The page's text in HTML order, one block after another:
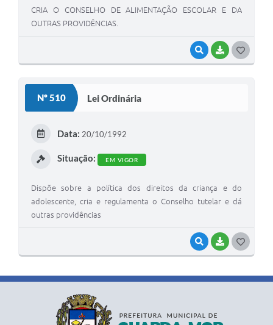
VISUALIZAR
BAIXAR
CRIA O CONSELHO DE ALIMENTAÇÃO ESCOLAR E DA
OUTRAS PROVIDÊNCIAS.
Nº 510 Lei Ordinária
VISUALIZAR
BAIXAR
Data: 20/10/1992
Situação: EM VIGOR
Dispõe sobre a política dos direitos da criança e do
adolescente, cria e regulamenta o Conselho tutelar e dá
outras providências